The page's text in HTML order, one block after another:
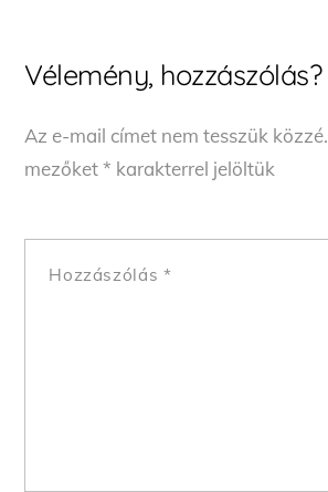
Vélemény, hozzászólás?
Az e-mail címet nem tesszük közzé.
mezőket* karakterrel jelöltük
Hozzászólás *